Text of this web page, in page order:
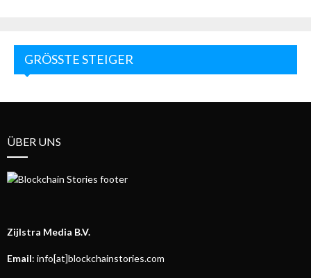
GRÖSSTE STEIGER
ÜBER UNS
Zijlstra Media B.V.
Email: info[at]blockchainstories.com